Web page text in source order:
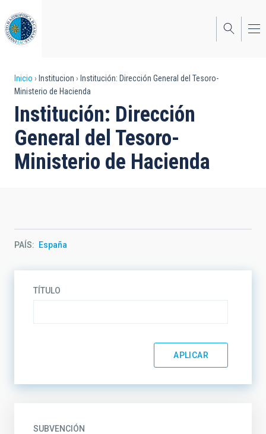
al
contenido
principal
Sobrescribir
enlaces
de
ayuda
a
Inicio Institucion
Institución: Dirección General del Tesoro-
Ministerio de Hacienda
Institución: Dirección
General del Tesoro-
Ministerio de Hacienda
PAÍS España
TÍTULO
SUBVENCIÓN